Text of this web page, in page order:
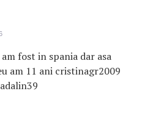
fost in spania dar asa
am 11 ani cristinagr2009